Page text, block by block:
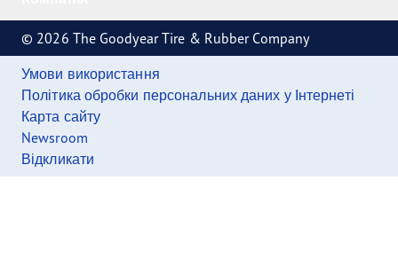
© 2026 The Goodyear Tire & Rubber Company
Умови використання
Політика обробки персональних даних у Інтернеті
Карта сайту
Newsroom
Відкликати